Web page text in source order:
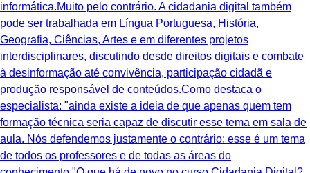
informática.Muito pelo contrário. A cidadania digital também
pode ser trabalhada em Língua Portuguesa, História,
Geografia, Ciências, Artes e em diferentes projetos
interdisciplinares, discutindo desde direitos digitais e combate
à desinformação até convivência, participação cidadã e
produção responsável de conteúdos.Como destaca o
especialista: "ainda existe a ideia de que apenas quem tem
formação técnica seria capaz de discutir esse tema em sala de
aula. Nós defendemos justamente o contrário: esse é um tema
de todos os professores e de todas as áreas do